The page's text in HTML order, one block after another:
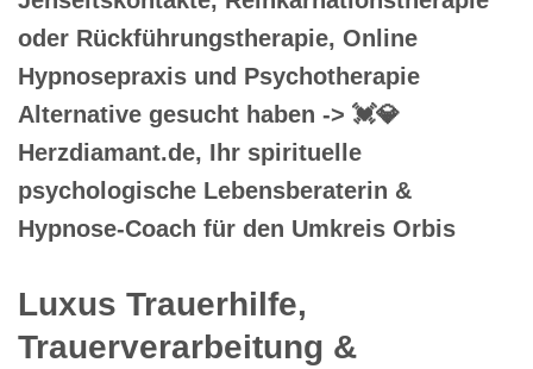
oder Rückführungstherapie, Online
Hypnosepraxis und Psychotherapie
Alternative gesucht haben -> 💓️💎
Herzdiamant.de, Ihr spirituelle
psychologische Lebensberaterin &
Hypnose-Coach für den Umkreis Orbis
Luxus Trauerhilfe,
Trauerverarbeitung &